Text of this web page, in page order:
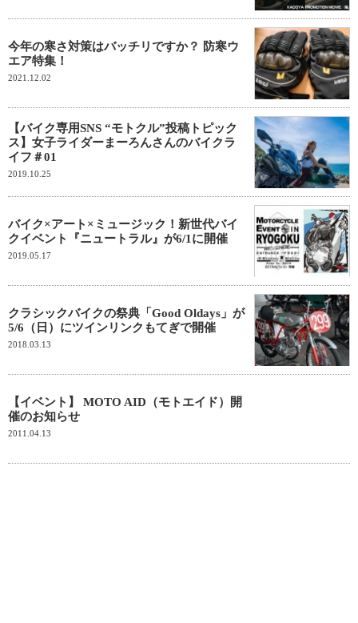
今年の寒さ対策はバッチリですか？ 防寒ウ
エア特集！
2021.12.02
【バイク専用SNS “モトクル”投稿トピック
ス】女子ライダーまーろんさんのバイクラ
イフ＃01
2019.10.25
バイク×アート×ミュージック！新世代バイ
クイベント『ニュートラル』が6/1に開催
2019.05.17
クラシックバイクの祭典「Good Oldays」が
5/6（日）にツインリンクもてぎで開催
2018.03.13
【イベント】 MOTO AID（モトエイド）開
催のお知らせ
2011.04.13